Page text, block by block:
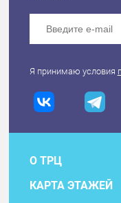
Я принимаю условия
О ТРЦ
КАРТА ЭТАЖЕЙ